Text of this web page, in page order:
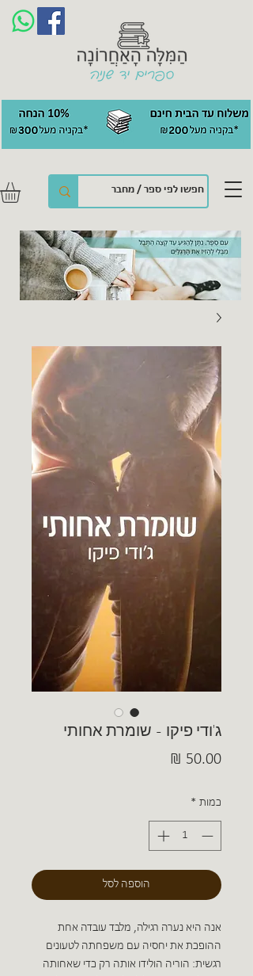
ג'ודי פיקו - שומרת אחותי
כמות *
הוספה לסל
אנה היא נערה רגילה, מלבד עובדה אחת
ההופכת את יחסיה עם משפחתה לטעונים
רגשית: הוריה הולידו אותה רק כדי שאחותה